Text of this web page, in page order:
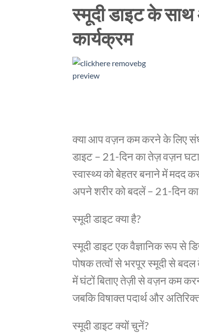
स्मूदी डाइट के
कार्यक्रम
क्या आप वज़न कम करने के लिए
डाइट – 21-दिन का तेज़ वज़न
स्वास्थ्य को बेहतर बनाने में मदद
अपने शरीर को बदलें – 21-दिन
स्मूदी डाइट क्या है?
स्मूदी डाइट एक वैज्ञानिक रूप से
पोषक तत्वों से भरपूर स्मूदी से बदल
में घंटों बिताए तेज़ी से वज़न कम
जबकि विषाक्त पदार्थ और
स्मूदी डाइट क्यों चुनें?